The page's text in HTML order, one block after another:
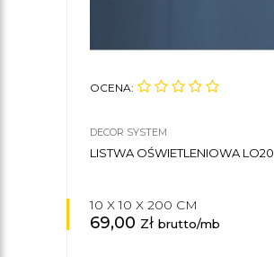
OCENA:
DECOR SYSTEM
LISTWA OŚWIETLENIOWA LO20
10 X 10 X 200 CM
69,00 zł brutto/mb